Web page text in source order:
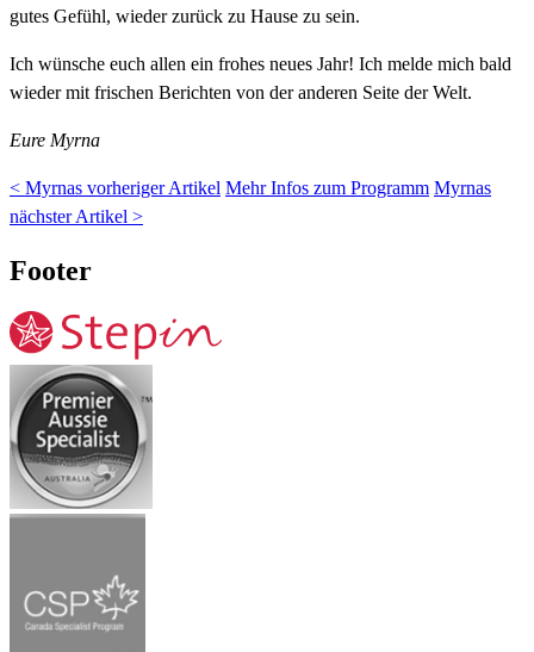
gutes Gefühl, wieder zurück zu Hause zu sein.
Ich wünsche euch allen ein frohes neues Jahr! Ich melde mich bald
wieder mit frischen Berichten von der anderen Seite der Welt.
Eure Myrna
< Myrnas vorheriger Artikel Mehr Infos zum Programm Myrnas
nächster Artikel >
Footer